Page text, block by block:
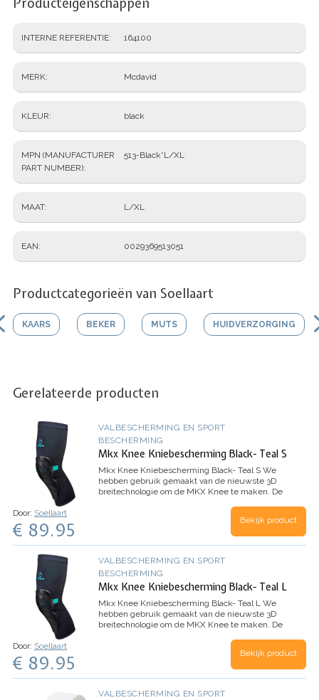
INTERNE REFERENTIE 164100
MERK Mcdavid
KLEUR black
MPN (MANUFACTURER
PART NUMBER)
513-Black*L/XL
MAAT L/XL
EAN 0029369513051
Productcategorieën van Soellaart
KAARS BEKER MUTS HUIDVERZORGING
Gerelateerde producten
VALBESCHERMING EN SPORT
BESCHERMING
Mkx Knee Kniebescherming Black- Teal S
Mkx Knee Kniebescherming Black- Teal S We
hebben gebruik gemaakt van de nieuwste 3D
breitechnologie om de MKX Knee te maken. De
sleeve beweegt en vormt zich perfect naar je
Door: Soellaart
€ 89.95 Bekijk product
VALBESCHERMING EN SPORT
BESCHERMING
Mkx Knee Kniebescherming Black- Teal L
Mkx Knee Kniebescherming Black- Teal L We
hebben gebruik gemaakt van de nieuwste 3D
breitechnologie om de MKX Knee te maken. De
sleeve beweegt en vormt zich perfect naar je
Door: Soellaart
€ 89.95 Bekijk product
VALBESCHERMING EN SPORT